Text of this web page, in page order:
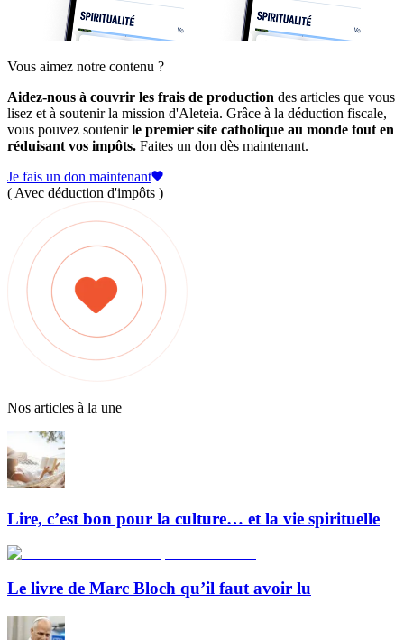
Vous aimez notre contenu ?
Aidez-nous à couvrir les frais de production des articles que vous
lisez et à soutenir la mission d'Aleteia. Grâce à la déduction fiscale,
vous pouvez soutenirle premier site catholique au monde tout en
réduisant vos impôts. Faites un don dès maintenant.
Je fais un don maintenant
( Avec déduction d'impôts )
Nos articles à la une
Lire, c’est bon pour la culture… et la vie spirituelle
Le livre de Marc Bloch qu’il faut avoir lu